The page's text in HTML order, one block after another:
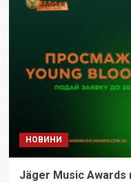
НОВИНИ
Jäger Music Awards